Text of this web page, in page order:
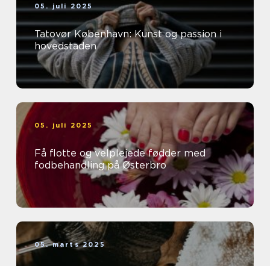
05. juli 2025
Tatovør København: Kunst og passion i
hovedstaden
05. juli 2025
Få flotte og velplejede fødder med
fodbehandling på Østerbro
05. marts 2025